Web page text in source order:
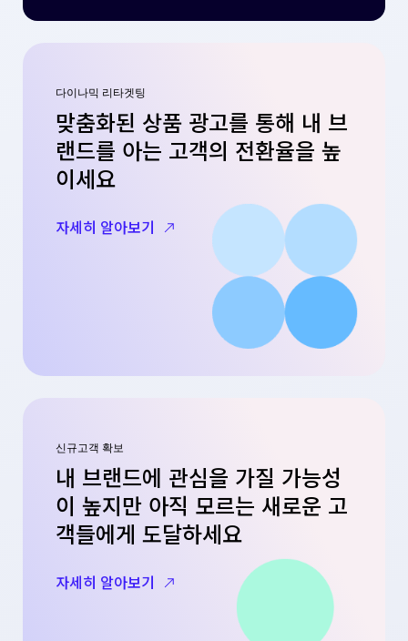
다이나믹 리타겟팅
맞춤화된 상품 광고를 통해 내 브
랜드를 아는 고객의 전환율을 높
이세요
자세히 알아보기
신규고객 확보
내 브랜드에 관심을 가질 가능성
이 높지만 아직 모르는 새로운 고
객들에게 도달하세요
자세히 알아보기